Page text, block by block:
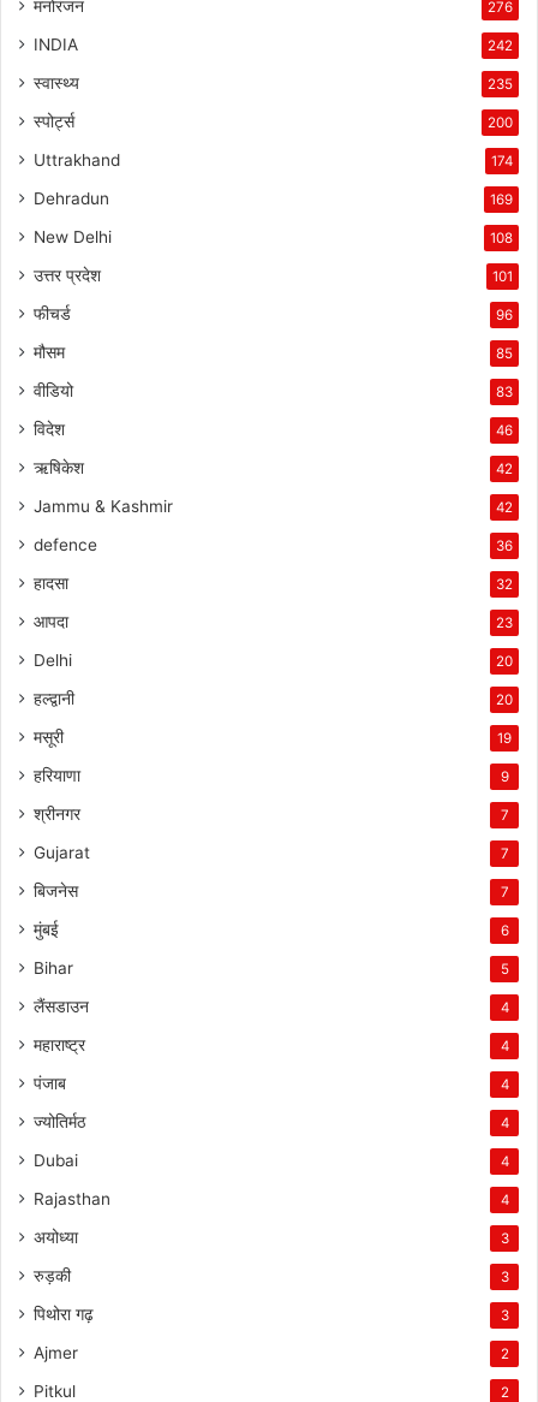
मनोरंजन 276
INDIA 242
स्वास्थ्य 235
स्पोर्ट्स 200
Uttrakhand 174
Dehradun 169
New Delhi 108
उत्तर प्रदेश 101
फीचर्ड 96
मौसम 85
वीडियो 83
विदेश 46
ऋषिकेश 42
Jammu & Kashmir 42
defence 36
हादसा 32
आपदा 23
Delhi 20
हल्द्वानी 20
मसूरी 19
हरियाणा 9
श्रीनगर 7
Gujarat 7
बिजनेस 7
मुंबई 6
Bihar 5
लैंसडाउन 4
महाराष्ट्र 4
पंजाब 4
ज्योतिर्मठ 4
Dubai 4
Rajasthan 4
अयोध्या 3
रुड़की 3
पिथोरा गढ़ 3
Ajmer 2
Pitkul 2